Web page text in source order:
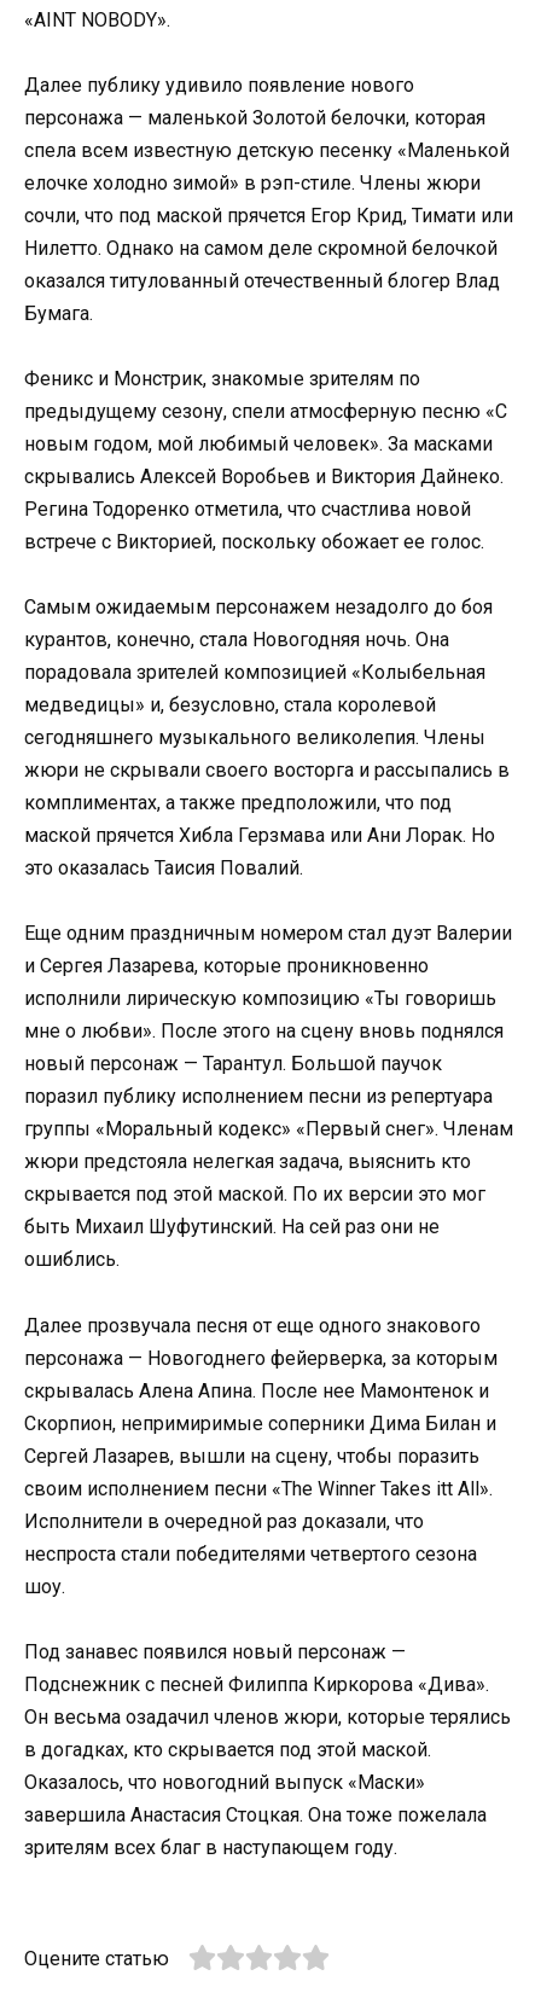
«AINT NOBODY».
Далее публику удивило появление нового
персонажа — маленькой Золотой белочки, которая
спела всем известную детскую песенку «Маленькой
елочке холодно зимой» в рэп-стиле. Члены жюри
сочли, что под маской прячется Егор Крид, Тимати или
Нилетто. Однако на самом деле скромной белочкой
оказался титулованный отечественный блогер Влад
Бумага.
Феникс и Монстрик, знакомые зрителям по
предыдущему сезону, спели атмосферную песню «С
новым годом, мой любимый человек». За масками
скрывались Алексей Воробьев и Виктория Дайнеко.
Регина Тодоренко отметила, что счастлива новой
встрече с Викторией, поскольку обожает ее голос.
Самым ожидаемым персонажем незадолго до боя
курантов, конечно, стала Новогодняя ночь. Она
порадовала зрителей композицией «Колыбельная
медведицы» и, безусловно, стала королевой
сегодняшнего музыкального великолепия. Члены
жюри не скрывали своего восторга и рассыпались в
комплиментах, а также предположили, что под
маской прячется Хибла Герзмава или Ани Лорак. Но
это оказалась Таисия Повалий.
Еще одним праздничным номером стал дуэт Валерии
и Сергея Лазарева, которые проникновенно
исполнили лирическую композицию «Ты говоришь
мне о любви». После этого на сцену вновь поднялся
новый персонаж — Тарантул. Большой паучок
поразил публику исполнением песни из репертуара
группы «Моральный кодекс» «Первый снег». Членам
жюри предстояла нелегкая задача, выяснить кто
скрывается под этой маской. По их версии это мог
быть Михаил Шуфутинский. На сей раз они не
ошиблись.
Далее прозвучала песня от еще одного знакового
персонажа — Новогоднего фейерверка, за которым
скрывалась Алена Апина. После нее Мамонтенок и
Скорпион, непримиримые соперники Дима Билан и
Сергей Лазарев, вышли на сцену, чтобы поразить
своим исполнением песни «The Winner Takes itt All».
Исполнители в очередной раз доказали, что
неспроста стали победителями четвертого сезона
шоу.
Под занавес появился новый персонаж —
Подснежник с песней Филиппа Киркорова «Дива».
Он весьма озадачил членов жюри, которые терялись
в догадках, кто скрывается под этой маской.
Оказалось, что новогодний выпуск «Маски»
завершила Анастасия Стоцкая. Она тоже пожелала
зрителям всех благ в наступающем году.
Оцените статью